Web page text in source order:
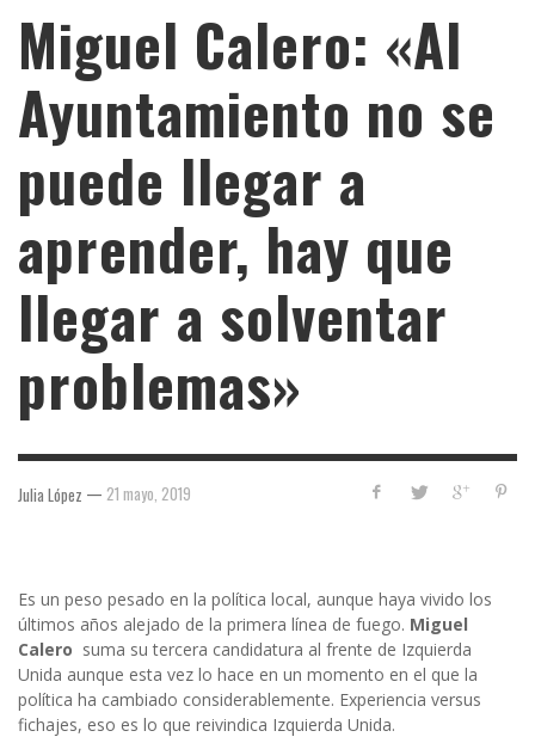
Miguel Calero: «Al
Ayuntamiento no se
puede llegar a
aprender, hay que
llegar a solventar
problemas»
Julia López — 21 mayo, 2019
Es un peso pesado en la política local, aunque haya vivido los
últimos años alejado de la primera línea de fuego. Miguel
Calero suma su tercera candidatura al frente de Izquierda
Unida aunque esta vez lo hace en un momento en el que la
política ha cambiado considerablemente. Experiencia versus
fichajes, eso es lo que reivindica Izquierda Unida.